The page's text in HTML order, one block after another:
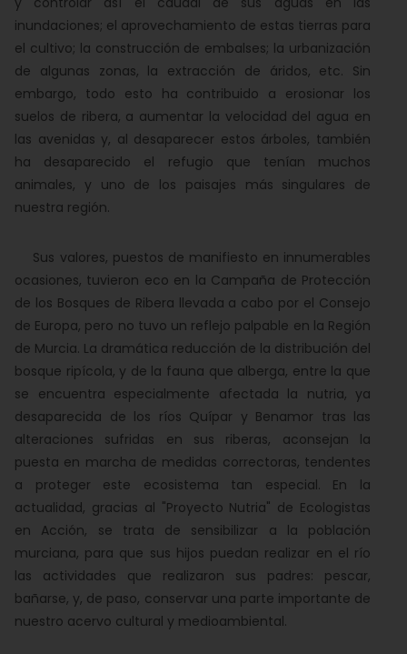
inundaciones; el aprovechamiento de estas tierras para
el cultivo; la construcción de embalses; la urbanización
de algunas zonas, la extracción de áridos, etc. Sin
embargo, todo esto ha contribuido a erosionar los
suelos de ribera, a aumentar la velocidad del agua en
las avenidas y, al desaparecer estos árboles, también
ha desaparecido el refugio que tenían muchos
animales, y uno de los paisajes más singulares de
nuestra región.
Sus valores, puestos de manifiesto en innumerables
ocasiones, tuvieron eco en la Campaña de Protección
de los Bosques de Ribera llevada a cabo por el Consejo
de Europa, pero no tuvo un reflejo palpable en la Región
de Murcia. La dramática reducción de la distribución del
bosque ripícola, y de la fauna que alberga, entre la que
se encuentra especialmente afectada la nutria, ya
desaparecida de los ríos Quípar y Benamor tras las
alteraciones sufridas en sus riberas, aconsejan la
puesta en marcha de medidas correctoras, tendentes
a proteger este ecosistema tan especial. En la
actualidad, gracias al "Proyecto Nutria" de Ecologistas
en Acción, se trata de sensibilizar a la población
murciana, para que sus hijos puedan realizar en el río
las actividades que realizaron sus padres: pescar,
bañarse, y, de paso, conservar una parte importante de
nuestro acervo cultural y medioambiental.